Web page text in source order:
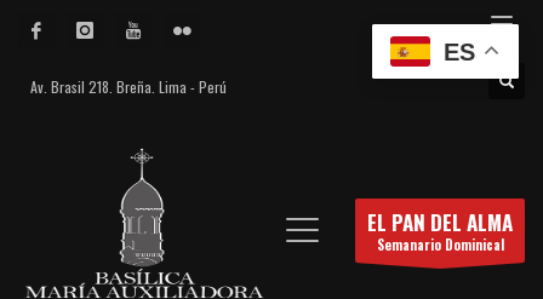
Av. Brasil 218. Breña. Lima - Perú
EL PAN DEL ALMA
Semanario Dominical
ES